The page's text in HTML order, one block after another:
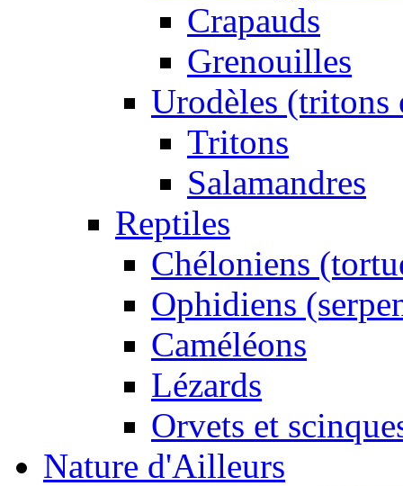
Crapauds
Grenouilles
Urodèles (tritons
Tritons
Salamandres
Reptiles
Chéloniens
Ophidiens
Caméléons
Lézards
Orvets et
Nature d'Ailleurs